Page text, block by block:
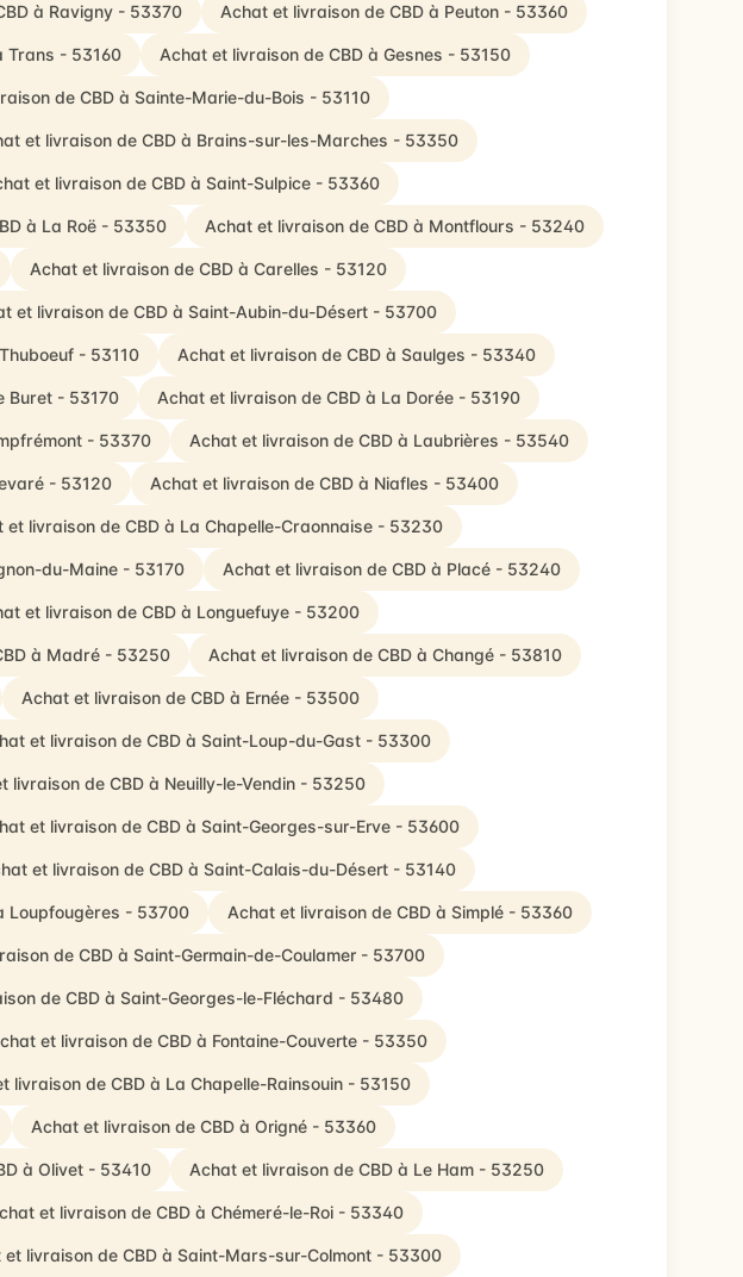
à Ravigny - 53370 Achat et livraison de CBD à Peuton - 53360
Trans - 53160 Achat et livraison de CBD à Gesnes - 53150
de CBD à Sainte-Marie-du-Bois - 53110
et livraison de CBD à Brains-sur-les-Marches - 53350
et livraison de CBD à Saint-Sulpice - 53360
à La Roë - 53350 Achat et livraison de CBD à Montflours - 53240
Achat et livraison de CBD à Carelles - 53120
et livraison de CBD à Saint-Aubin-du-Désert - 53700
- 53110 Achat et livraison de CBD à Saulges - 53340
Buret - 53170 Achat et livraison de CBD à La Dorée - 53190
- 53370 Achat et livraison de CBD à Laubrières - 53540
- 53120 Achat et livraison de CBD à Niafles - 53400
et livraison de CBD à La Chapelle-Craonnaise - 53230
du-Maine - 53170 Achat et livraison de CBD à Placé - 53240
et livraison de CBD à Longuefuye - 53200
à Madré - 53250 Achat et livraison de CBD à Changé - 53810
Achat et livraison de CBD à Ernée - 53500
et livraison de CBD à Saint-Loup-du-Gast - 53300
livraison de CBD à Neuilly-le-Vendin - 53250
et livraison de CBD à Saint-Georges-sur-Erve - 53600
et livraison de CBD à Saint-Calais-du-Désert - 53140
Loupfougères - 53700 Achat et livraison de CBD à Simplé - 53360
de CBD à Saint-Germain-de-Coulamer - 53700
de CBD à Saint-Georges-le-Fléchard - 53480
et livraison de CBD à Fontaine-Couverte - 53350
livraison de CBD à La Chapelle-Rainsouin - 53150
Achat et livraison de CBD à Origné - 53360
à Olivet - 53410 Achat et livraison de CBD à Le Ham - 53250
et livraison de CBD à Chémeré-le-Roi - 53340
et livraison de CBD à Saint-Mars-sur-Colmont - 53300